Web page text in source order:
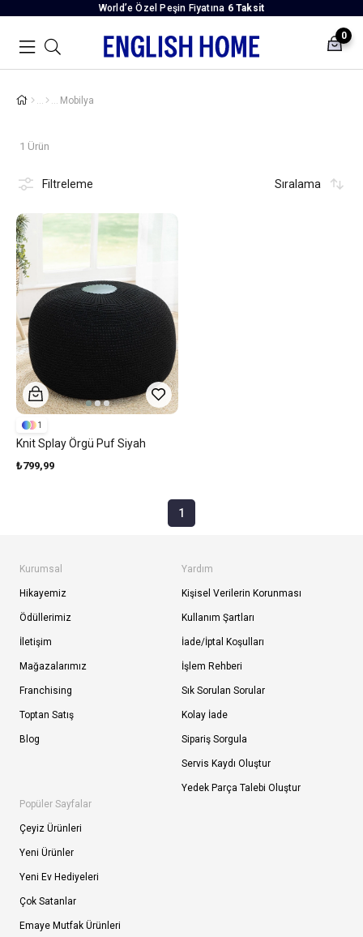
World’e Özel Peşin Fiyatına 6 Taksit
0
Mobilya
1 Ürün
Filtreleme Sıralama
Knit Splay Örgü Puf Siyah
₺799,99
1
1
Kurumsal
Hikayemiz
Ödüllerimiz
İletişim
Mağazalarımız
Franchising
Toptan Satış
Blog
Yardım
Kişisel Verilerin Korunması
Kullanım Şartları
İade/İptal Koşulları
İşlem Rehberi
Sık Sorulan Sorular
Kolay İade
Sipariş Sorgula
Servis Kaydı Oluştur
Yedek Parça Talebi Oluştur
Popüler Sayfalar
Çeyiz Ürünleri
Yeni Ürünler
Yeni Ev Hediyeleri
Çok Satanlar
Emaye Mutfak Ürünleri